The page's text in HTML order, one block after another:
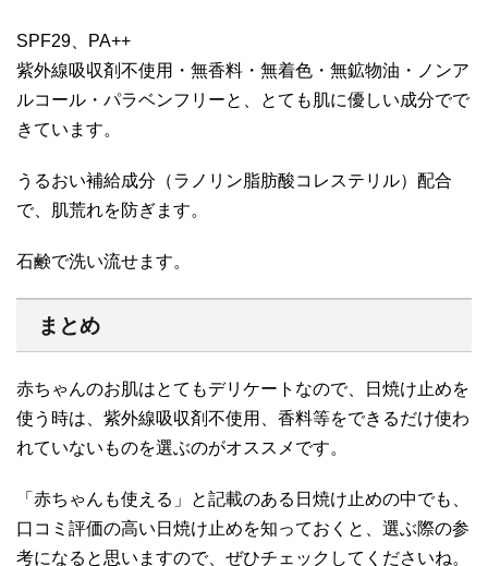
SPF29、PA++
紫外線吸収剤不使用・無香料・無着色・無鉱物油・ノンア
ルコール・パラベンフリーと、とても肌に優しい成分でで
きています。
うるおい補給成分（ラノリン脂肪酸コレステリル）配合
で、肌荒れを防ぎます。
石鹸で洗い流せます。
まとめ
赤ちゃんのお肌はとてもデリケートなので、日焼け止めを
使う時は、紫外線吸収剤不使用、香料等をできるだけ使わ
れていないものを選ぶのがオススメです。
「赤ちゃんも使える」と記載のある日焼け止めの中でも、
口コミ評価の高い日焼け止めを知っておくと、選ぶ際の参
考になると思いますので、ぜひチェックしてくださいね。